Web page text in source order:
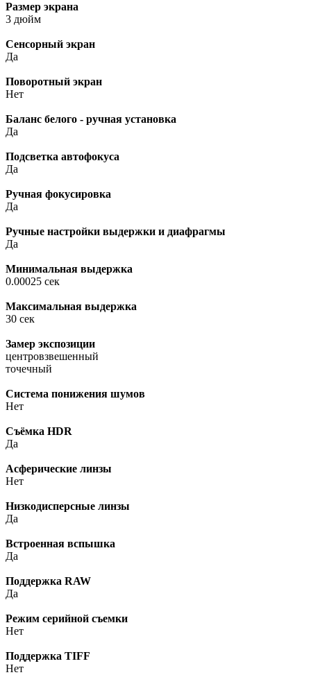
Размер экрана
3 дюйм
Сенсорный экран
Да
Поворотный экран
Нет
Баланс белого - ручная установка
Да
Подсветка автофокуса
Да
Ручная фокусировка
Да
Ручные настройки выдержки и диафрагмы
Да
Минимальная выдержка
0.00025 сек
Максимальная выдержка
30 сек
Замер экспозиции
центровзвешенный
точечный
Система понижения шумов
Нет
Cъёмка HDR
Да
Асферические линзы
Нет
Низкодисперсные линзы
Да
Встроенная вспышка
Да
Поддержка RAW
Да
Режим серийной съемки
Нет
Поддержка TIFF
Нет